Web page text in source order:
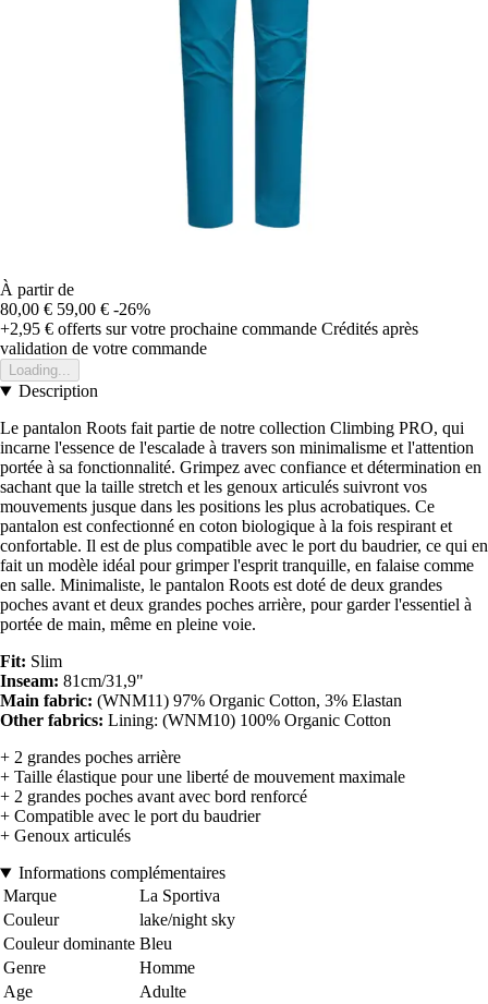
À partir de
80,00 € 59,00 € -26%
+2,95 € offerts sur votre prochaine commande Crédités après
validation de votre commande
Loading...
Description
Le pantalon Roots fait partie de notre collection Climbing PRO, qui
incarne l'essence de l'escalade à travers son minimalisme et l'attention
portée à sa fonctionnalité. Grimpez avec confiance et détermination en
sachant que la taille stretch et les genoux articulés suivront vos
mouvements jusque dans les positions les plus acrobatiques. Ce
pantalon est confectionné en coton biologique à la fois respirant et
confortable. Il est de plus compatible avec le port du baudrier, ce qui en
fait un modèle idéal pour grimper l'esprit tranquille, en falaise comme
en salle. Minimaliste, le pantalon Roots est doté de deux grandes
poches avant et deux grandes poches arrière, pour garder l'essentiel à
portée de main, même en pleine voie.
Fit: Slim
Inseam: 81cm/31,9"
Main fabric: (WNM11) 97% Organic Cotton, 3% Elastan
Other fabrics: Lining: (WNM10) 100% Organic Cotton
+ 2 grandes poches arrière
+ Taille élastique pour une liberté de mouvement maximale
+ 2 grandes poches avant avec bord renforcé
+ Compatible avec le port du baudrier
+ Genoux articulés
Informations complémentaires
Marque
La Sportiva
Couleur
lake/night sky
Couleur dominante Bleu
Genre
Homme
Age
Adulte